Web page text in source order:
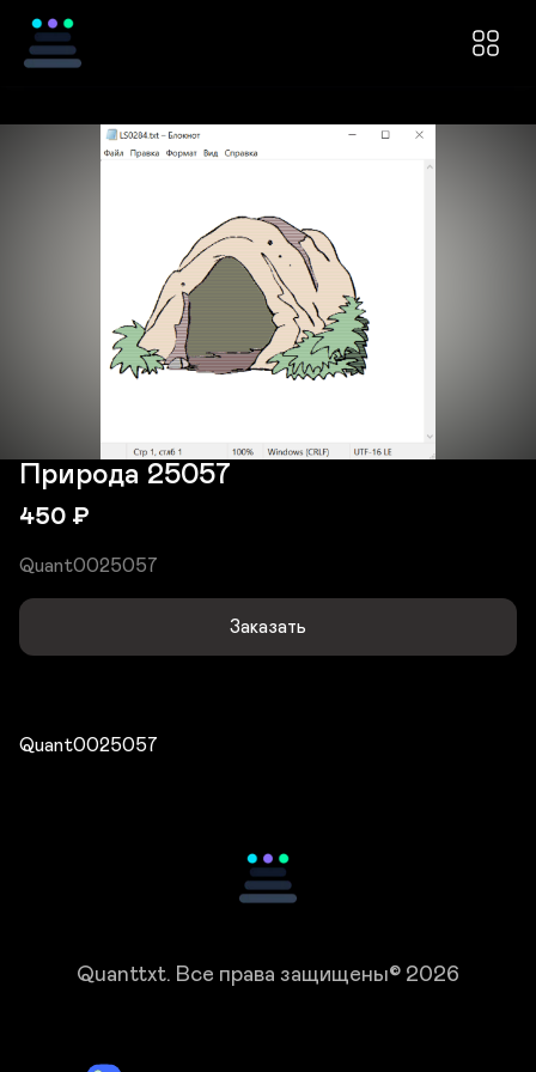
Природа 25057
450 ₽
Quant0025057
Заказать
Quant0025057
Quanttxt. Все права защищены© 2026